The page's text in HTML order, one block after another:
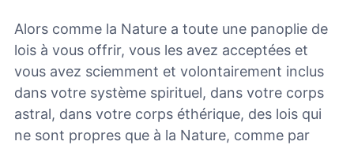
Alors comme la Nature a toute une panoplie de
lois à vous offrir, vous les avez acceptées et
vous avez sciemment et volontairement inclus
dans votre système spirituel, dans votre corps
astral, dans votre corps éthérique, des lois qui
ne sont propres que à la Nature, comme par